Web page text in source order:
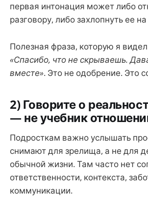
первая интонация может либо
разговору, либо захлопнуть ее
Полезная фраза, которую я
«Спасибо, что не скрываешь.
вместе». Это не одобрение. Это
2) Говорите о
— не учебник
Подросткам важно услышать
снимают для зрелища, а не для
обычной жизни. Там часто нет
ответственности, контекста,
коммуникации.